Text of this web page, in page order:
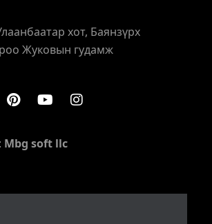
хот, Баянзүрх
Жуковын гудамж
Mbg soft llc